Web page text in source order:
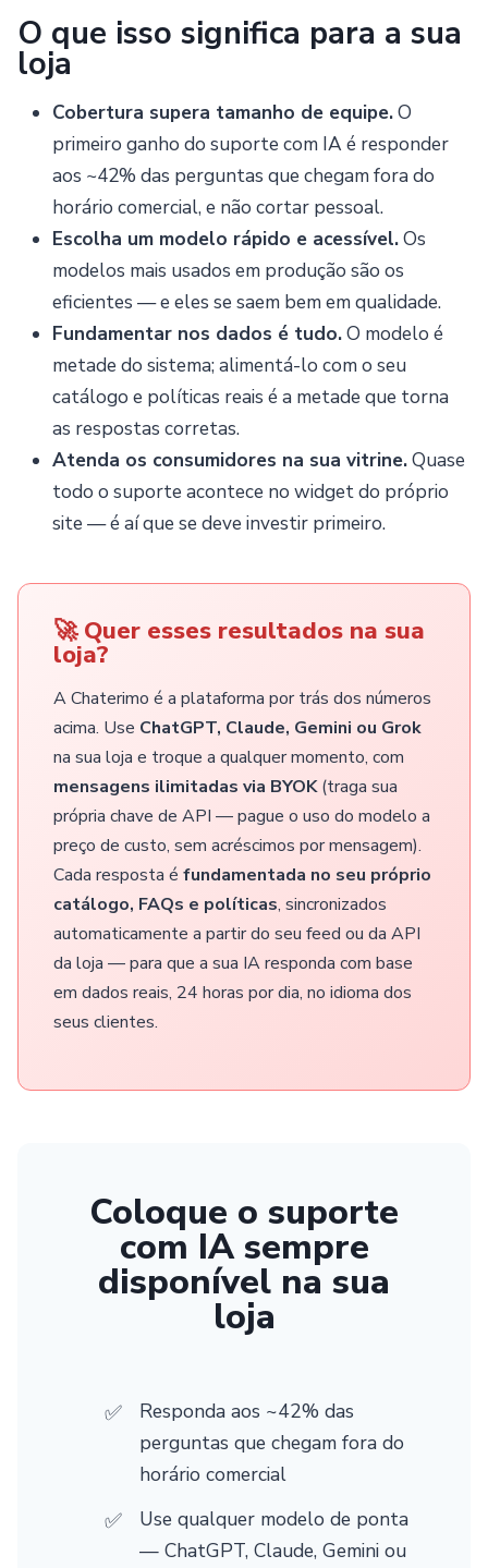
O que isso significa para a sua
loja
Cobertura supera tamanho de equipe.O
primeiro ganho do suporte com IA é responder
aos ~42% das perguntas que chegam fora do
horário comercial, e não cortar pessoal.
Escolha um modelo rápido e acessível.Os
modelos mais usados em produção são os
eficientes — e eles se saem bem em qualidade.
Fundamentar nos dados é tudo.O modelo é
metade do sistema; alimentá-lo com o seu
catálogo e políticas reais é a metade que torna
as respostas corretas.
Atenda os consumidores na sua vitrine.Quase
todo o suporte acontece no widget do próprio
site — é aí que se deve investir primeiro.
🚀 Quer esses resultados na sua
loja?
A Chaterimo é a plataforma por trás dos números
acima. Use ChatGPT, Claude, Gemini ou Grok
na sua loja e troque a qualquer momento, com
mensagens ilimitadas via BYOK(traga sua
própria chave de API — pague o uso do modelo a
preço de custo, sem acréscimos por mensagem).
Cada resposta é fundamentada no seu próprio
catálogo, FAQs e políticas, sincronizados
automaticamente a partir do seu feed ou da API
da loja — para que a sua IA responda com base
em dados reais, 24 horas por dia, no idioma dos
seus clientes.
Coloque o suporte
com IA sempre
disponível na sua
loja
Responda aos ~42% das
perguntas que chegam fora do
horário comercial
Use qualquer modelo de ponta
— ChatGPT, Claude, Gemini ou